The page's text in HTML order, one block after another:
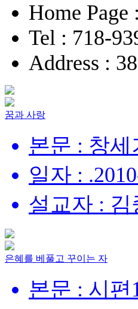
Home
Tel : 718-
Address :
꿈과 사랑
본문 : 창세
일자 :
설교자 :
은혜를 베풀고 꾸이는 자
본문 : 시편